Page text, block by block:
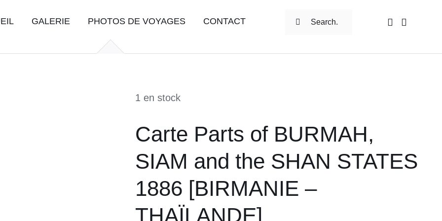
GALERIE PHOTOS DE VOYAGES CONTACT
1 en stock
Carte Parts of BURMAH,
SIAM and the SHAN STATES
1886 [BIRMANIE –
THAÏLANDE]